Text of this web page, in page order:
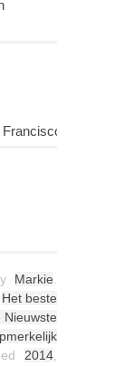
Markie
Het beste
2014